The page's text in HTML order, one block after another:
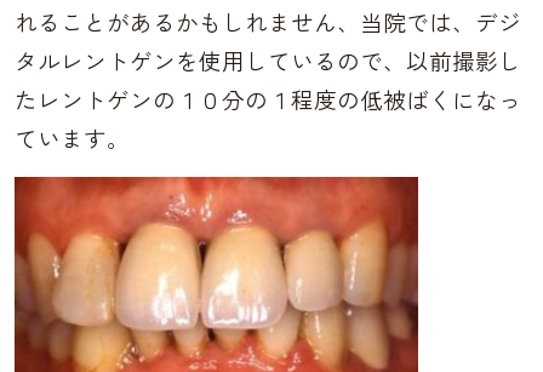
れることがあるかもしれません、当院では、デジ
タルレントゲンを使用しているので、以前撮影し
たレントゲンの１０分の１程度の低被ばくになっ
ています。